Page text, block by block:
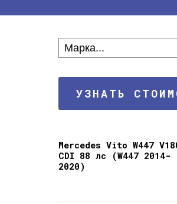
УЗНАТЬ
Mercedes Vito W447
CDI 88 лс (W447 2014-
2020)